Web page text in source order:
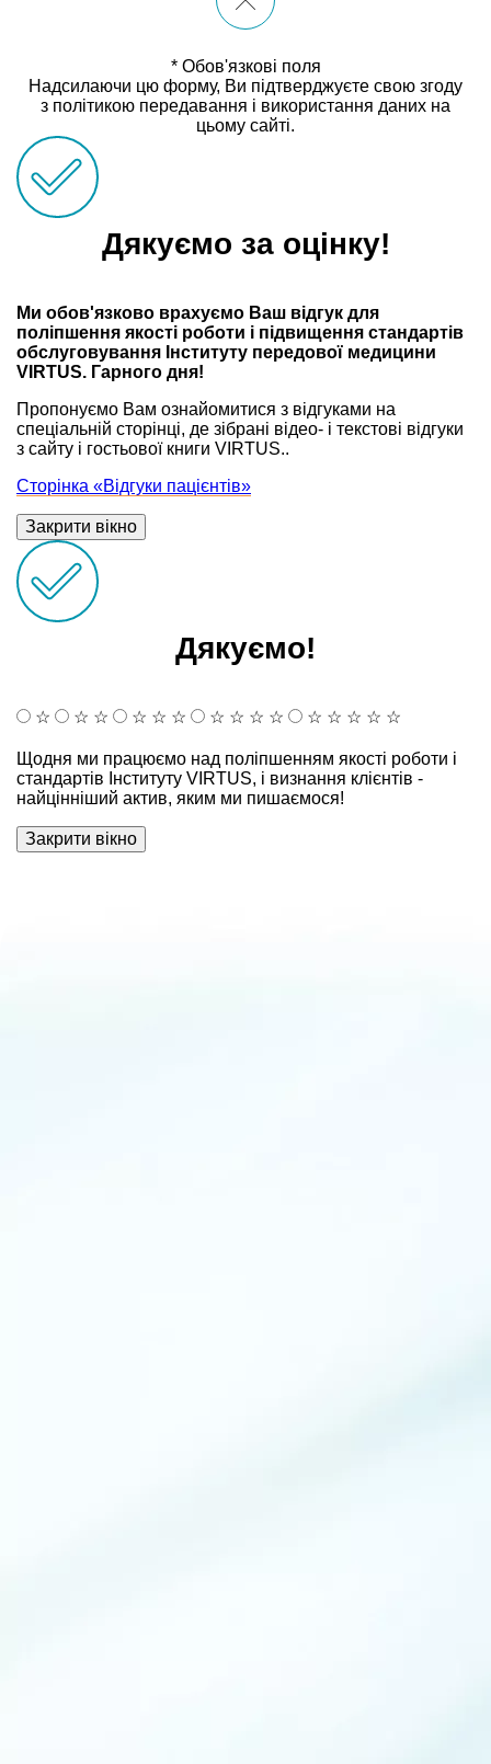
* Обов'язкові поля
Надсилаючи цю форму, Ви підтверджуєте свою згоду
з політикою передавання і використання даних на
цьому сайті.
Дякуємо за оцінку!
Ми обов'язково врахуємо Ваш відгук для
поліпшення якості роботи і підвищення стандартів
обслуговування Інституту передової медицини
VIRTUS. Гарного дня!
Пропонуємо Вам ознайомитися з відгуками на
спеціальній сторінці, де зібрані відео- і текстові відгуки
з сайту і гостьової книги VIRTUS..
Сторінка «Відгуки пацієнтів»
Закрити вікно
Дякуємо!
☆ ☆ ☆ ☆ ☆ ☆ ☆ ☆ ☆ ☆ ☆ ☆ ☆ ☆ ☆
Щодня ми працюємо над поліпшенням якості роботи і
стандартів Інституту VIRTUS, і визнання клієнтів -
найцінніший актив, яким ми пишаємося!
Закрити вікно